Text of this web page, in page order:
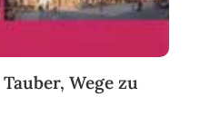
Wege zu